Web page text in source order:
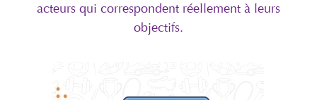
acteurs qui correspondent réellement à leurs
objectifs.